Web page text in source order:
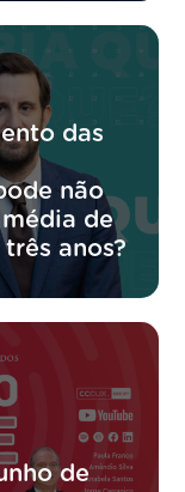
das
não
de
anos?
de